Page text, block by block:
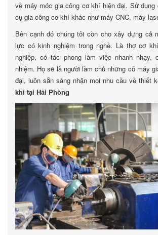
về máy móc gia công cơ khí hiện đại. Sử dụng
cụ gia công cơ khí khác như máy CNC, máy
Bên cạnh đó chúng tôi còn cho xây dựng cả
lực có kinh nghiệm trong nghề. Là thợ cơ
nghiệp, có tác phong làm việc nhanh nhạy,
nhiệm. Họ sẽ là người làm chủ những cỗ máy
đại, luôn sẵn sàng nhận mọi nhu cầu về thiết
khí tại Hải Phòng